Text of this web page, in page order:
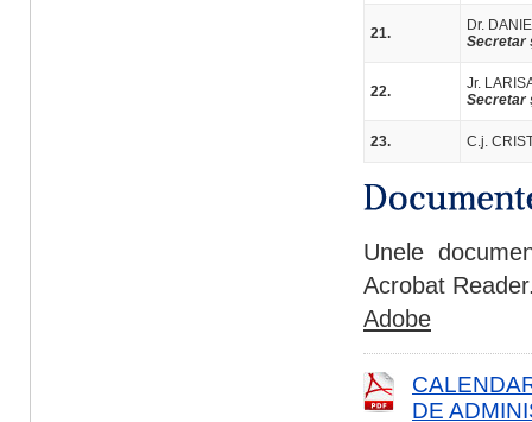
21.
Dr.
Secretar
22.
Jr.
Secretar
23. C.j.
Unele
Acrobat
Adobe
DE